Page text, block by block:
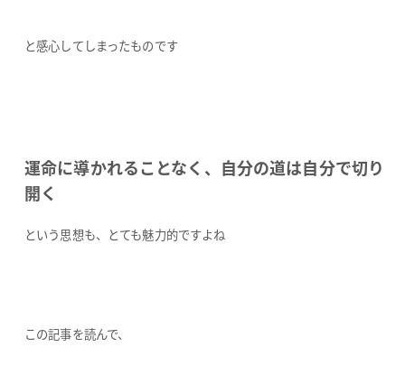
と感心してしまったものです
運命に導かれることなく、自分の道は自分で切り
開く
という思想も、とても魅力的ですよね
この記事を読んで、